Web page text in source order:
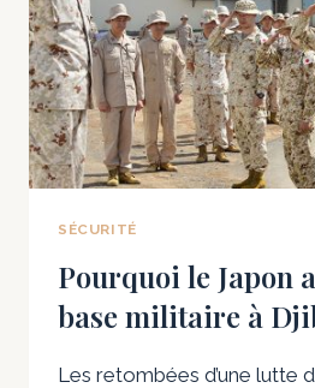
SÉCURITÉ
Pourquoi le Japon
base militaire à
Les retombées d’une lutte